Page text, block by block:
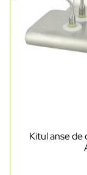
Kitul anse de